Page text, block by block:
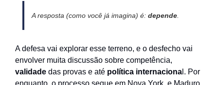
A resposta (como você já imagina) é: depende.
A defesa vai explorar esse terreno, e o desfecho vai
envolver muita discussão sobre competência,
validade das provas e até política internaciona l. Por
enquanto, o processo segue em Nova York, e Maduro